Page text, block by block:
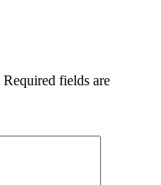
Required fields are